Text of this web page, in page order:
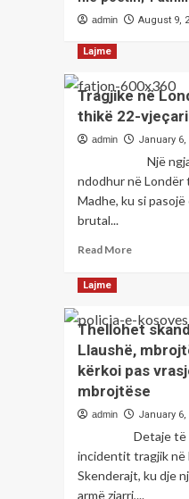
admin August 9,
Lajme
Tragjike në
thikë 22-
admin January 6,
Një ngjarje
ndodhur në Londër
Madhe, ku si pasojë
brutal...
Read MoreRead
në
Londër,
vritet
me
thikë
22-
vjeçari
Fatjon
Oruçi
Lajme
Thellohet
Llaushë,
kërkoi pas
mbrojtëse
admin January 6,
Detaje të
incidentit tragjik në
Skenderajt, ku dje
armë zjarri,...